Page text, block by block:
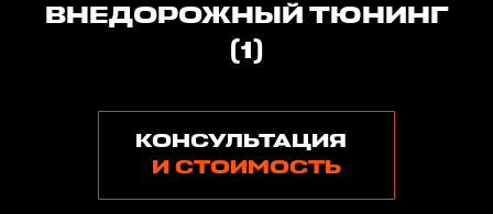
ВНЕДОРОЖНЫЙ ТЮНИНГ
(1)
КОНСУЛЬТАЦИЯ
И СТОИМОСТЬ